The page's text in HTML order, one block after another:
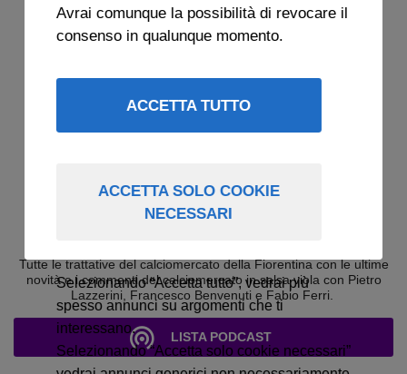
Tutte le trattative del calciomercato della Fiorentina con le ultime
novità e i commenti del calciomercato in salsa viola con Pietro
Lazzerini, Francesco Benvenuti e Fabio Ferri.
LISTA PODCAST
Avrai comunque la possibilità di revocare il
consenso in qualunque momento.
ACCETTA TUTTO
ACCETTA SOLO COOKIE
NECESSARI
Selezionando “Accetta tutto”, vedrai più
spesso annunci su argomenti che ti
interessano.
Selezionando “Accetta solo cookie necessari”